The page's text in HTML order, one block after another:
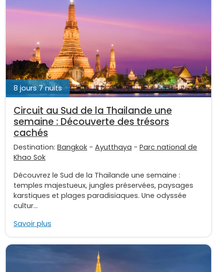
8 jours 7 nuits
Circuit au Sud de la Thailande une
semaine : Découverte des trésors
cachés
Destination: Bangkok - Ayutthaya - Parc national de
Khao Sok
Découvrez le Sud de la Thaïlande une semaine :
temples majestueux, jungles préservées, paysages
karstiques et plages paradisiaques. Une odyssée
cultur...
Savoir plus